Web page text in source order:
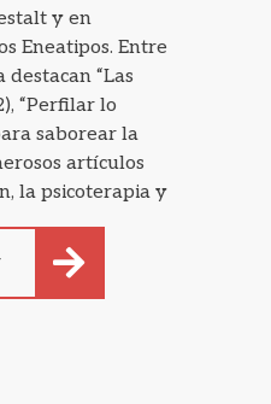
y en
Eneatipos. Entre
“Las
“Perfilar lo
saborear la
artículos
la psicoterapia y